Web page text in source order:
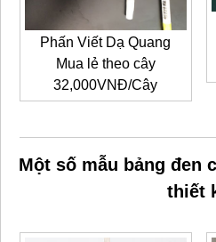
Phấn Viết Dạ Quang
Mua lẻ theo cây
32,000VNĐ/Cây
Một số mẫu bảng đen
thiết